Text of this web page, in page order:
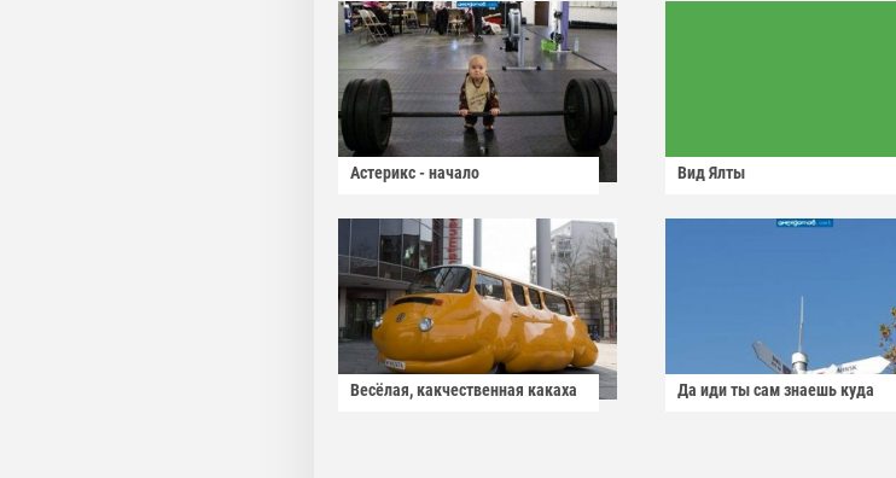
Астерикс - начало Вид Ялты
Весёлая, какчественная какаха Да иди ты сам знаешь куда